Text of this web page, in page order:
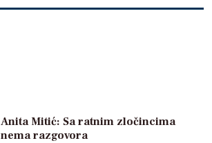
Anita Mitić: Sa ratnim zločincima
nema razgovora